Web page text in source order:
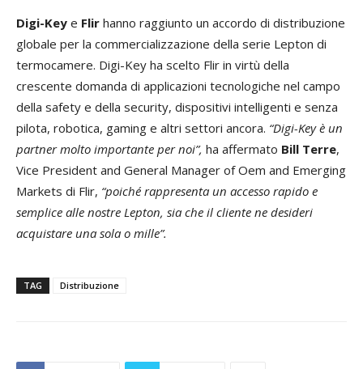
Digi-Key e Flir hanno raggiunto un accordo di distribuzione
globale per la commercializzazione della serie Lepton di
termocamere. Digi-Key ha scelto Flir in virtù della
crescente domanda di applicazioni tecnologiche nel campo
della safety e della security, dispositivi intelligenti e senza
pilota, robotica, gaming e altri settori ancora. “Digi-Key è un
partner molto importante per noi”, ha affermato Bill Terre,
Vice President and General Manager of Oem and Emerging
Markets di Flir, “poiché rappresenta un accesso rapido e
semplice alle nostre Lepton, sia che il cliente ne desideri
acquistare una sola o mille”.
TAG Distribuzione